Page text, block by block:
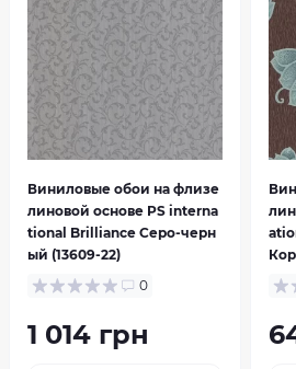
Vintage Queen
Обои P+S International в
магазине
уютный уголок? Тогда
Виниловые обои на флизе
линовой основе PS interna
tional Brilliance Серо-черн
ый (13609-22)
0
1 014 грн